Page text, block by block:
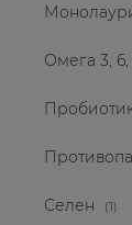
Омега 3, 6,
Селен (1)